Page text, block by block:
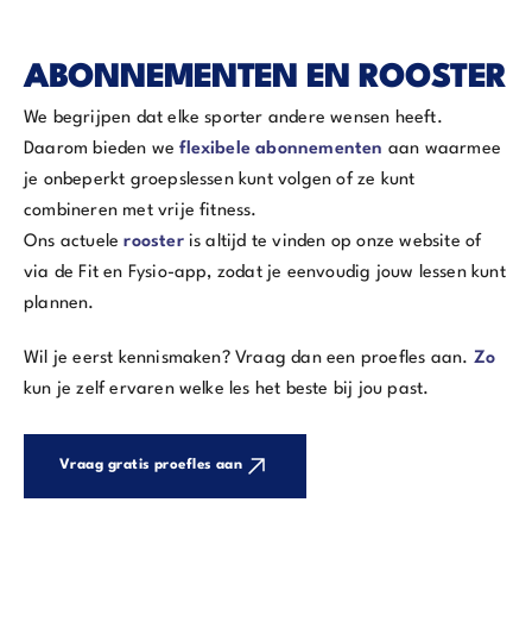
ABONNEMENTEN EN ROOSTER
We begrijpen dat elke sporter andere wensen heeft.
Daarom bieden weflexibele abonnementen aan waarmee
je onbeperkt groepslessen kunt volgen of ze kunt
combineren met vrije fitness.
Ons actueleroosteris altijd te vinden op onze website of
via de Fit en Fysio-app, zodat je eenvoudig jouw lessen kunt
plannen.
Wil je eerst kennismaken? Vraag dan een proefles aan. Zo
kun je zelf ervaren welke les het beste bij jou past.
Vraag gratis proefles aan